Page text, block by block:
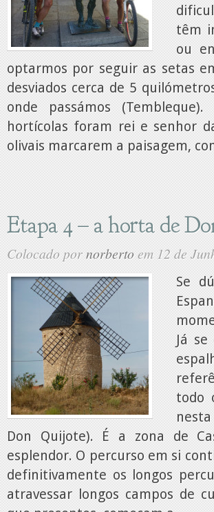
têm
ou
optarmos por seguir as setas
desviados cerca de 5
onde passámos
hortícolas foram rei e senhor
olivais marcarem a paisagem,
Etapa 4 – a horta de
Colocado pornorberto em 12 de
Se
Já
todo
Don Quijote). É a zona de
esplendor. O percurso em si
definitivamente os longos
atravessar longos campos de